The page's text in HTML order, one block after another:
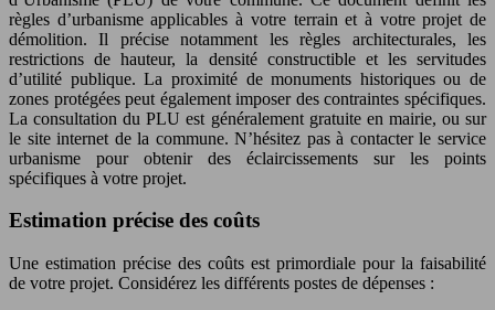
règles d’urbanisme applicables à votre terrain et à votre projet de
démolition. Il précise notamment les règles architecturales, les
restrictions de hauteur, la densité constructible et les servitudes
d’utilité publique. La proximité de monuments historiques ou de
zones protégées peut également imposer des contraintes spécifiques.
La consultation du PLU est généralement gratuite en mairie, ou sur
le site internet de la commune. N’hésitez pas à contacter le service
urbanisme pour obtenir des éclaircissements sur les points
spécifiques à votre projet.
Estimation précise des coûts
Une estimation précise des coûts est primordiale pour la faisabilité
de votre projet. Considérez les différents postes de dépenses :